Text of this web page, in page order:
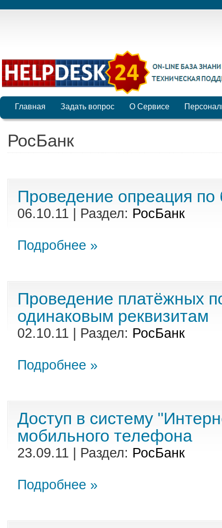
Главная Задать вопрос О Сервисе
РосБанк
Проведение опреация по
06.10.11 | Раздел: РосБанк
Подробнее »
Проведение платёжных
одинаковым реквизитам
02.10.11 | Раздел: РосБанк
Подробнее »
Доступ в систему
мобильного телефона
23.09.11 | Раздел: РосБанк
Подробнее »